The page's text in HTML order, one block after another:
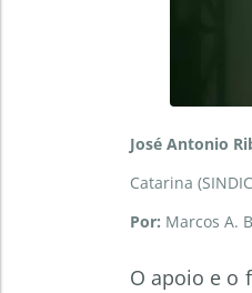
José Antonio
Catarina
Por: Marcos A.
O apoio e o